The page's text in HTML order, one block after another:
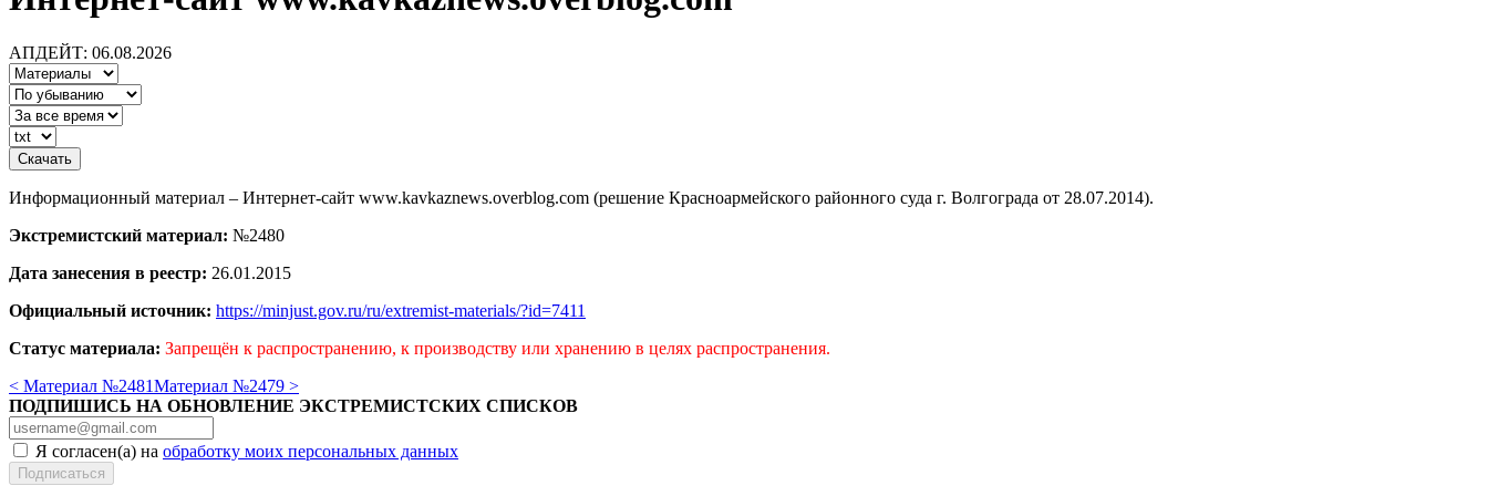
АПДЕЙТ: 06.08.2026
Информационный материал – Интернет-сайт www.kavkaznews.overblog.com (решение Красноармейского районного суда г. Волгограда от 28.07.2014).
Экстремистский материал: №2480
Дата занесения в реестр: 26.01.2015
Официальный источник: https://minjust.gov.ru/ru/extremist-materials/?id=7411
Статус материала: Запрещён к распространению, к производству или хранению в целях распространения.
< Материал №2481Материал №2479 >
ПОДПИШИСЬ НА ОБНОВЛЕНИЕ ЭКСТРЕМИСТСКИХ СПИСКОВ
Я согласен(а) на обработку моих персональных данных